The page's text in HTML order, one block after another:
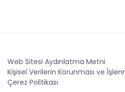
Web Sitesi Aydınlatma Metni
Kişisel Verilerin Korunması ve
Çerez Politikası